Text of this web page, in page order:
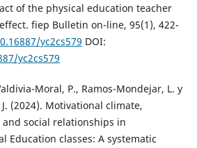
of the physical education teacher
fiep Bulletin on-line, 95(1), 422-
yc2cs579 DOI:
yc2cs579
Moral, P., Ramos-Mondejar, L. y
(2024). Motivational climate,
social relationships in
Education classes: A systematic